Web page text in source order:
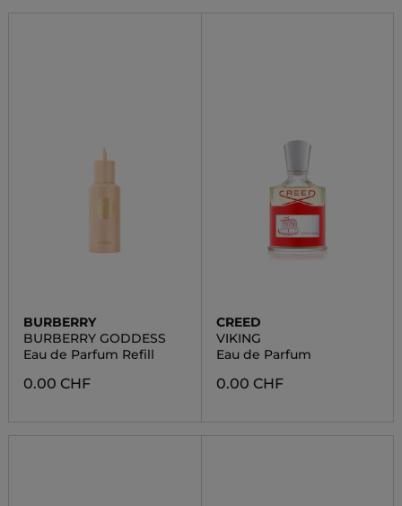
BURBERRY
BURBERRY GODDESS
Eau de Parfum Refill
0.00 CHF
CREED
VIKING
Eau de Parfum
0.00 CHF